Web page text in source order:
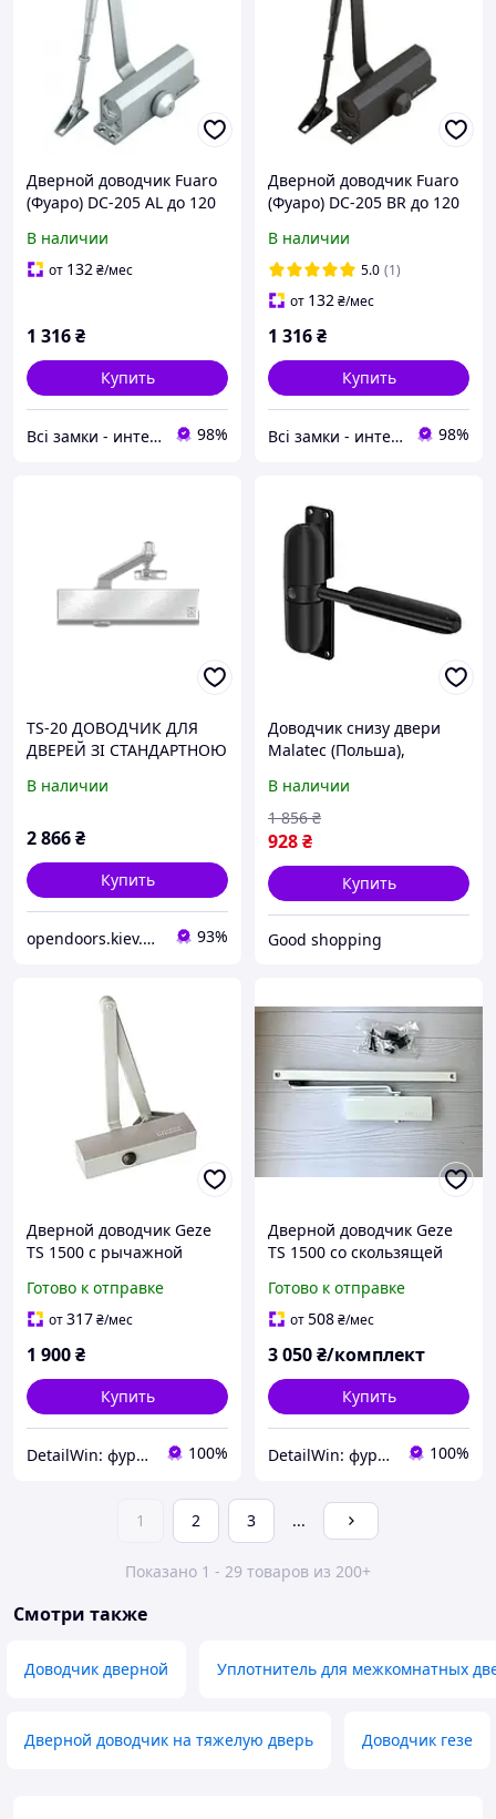
Дверной доводчик Fuaro
(Фуаро) DC-205 AL до 120
В наличии
от 132₴/мес
1 316₴
Купить
Всі замки - интернет магазин 98%
Дверной доводчик Fuaro
(Фуаро) DC-205 BR до 120
В наличии
5.0 (1)
от 132₴/мес
1 316₴
Купить
Всі замки - интернет магазин 98%
TS-20 ДОВОДЧИК ДЛЯ
ДВЕРЕЙ ЗІ СТАНДАРТНОЮ
В наличии
2 866₴
Купить
opendoors.kiev.ua – Кухни, Мебель для дома, Двери 93%
Доводчик снизу двери
Malatec (Польша),
двери, Доводчик дверной
двухскоростной, XMU
В наличии
928₴
1 856 ₴
Купить
Good shopping
Дверной доводчик Geze
TS 1500 с рычажной
Готово к отправке
от317₴/мес
1 900₴
Купить
DetailWin: фурнитура для окон и дверей 100%
Дверной доводчик Geze
TS 1500 со скользящей
Готово к отправке
от508₴/мес
3 050₴/комплект
Купить
DetailWin: фурнитура для окон и дверей 100%
1 2 3 ...
Показано 1 - 29 товаров из 200+
Смотри также
Доводчик дверной Уплотнитель для межкомнатных
Дверной доводчик на тяжелую дверь Доводчик гезе